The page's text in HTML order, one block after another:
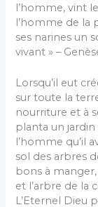
l’homme, vint
l’homme de la
ses narines un
vivant » –
Lorsqu’il eut
sur toute la
nourriture et à
planta un
l’homme qu’il
sol des arbres
bons à
et l’arbre de la
L’Eternel Dieu